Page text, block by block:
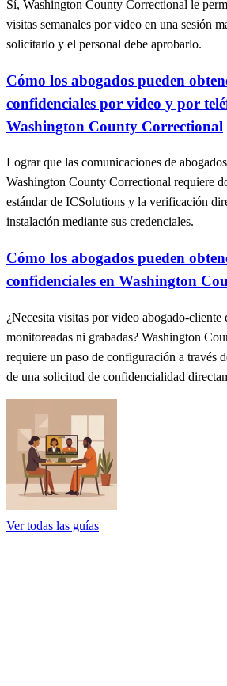
Sí, Washington County Correctional le
visitas semanales por video en una sesión
solicitarlo y el personal debe aprobarlo.
Cómo los abogados pueden
confidenciales por video y por
Washington County Correctional
Lograr que las comunicaciones de
Washington County Correctional requiere
estándar de ICSolutions y la verificación
instalación mediante sus credenciales.
Cómo los abogados pueden
confidenciales en Washington
¿Necesita visitas por video abogado-cliente
monitoreadas ni grabadas? Washington
requiere un paso de configuración a través
de una solicitud de confidencialidad
Ver todas las guías